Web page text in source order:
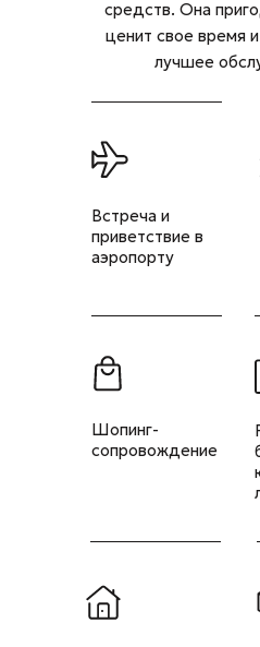
Встреча и
приветствие в
аэропорту
Шопинг-
сопровождение
средств. Она
ценит свое время
лучшее